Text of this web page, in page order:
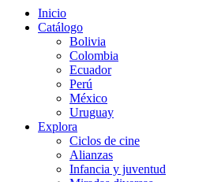
Inicio
Catálogo
Bolivia
Colombia
Ecuador
Perú
México
Uruguay
Explora
Ciclos de cine
Alianzas
Infancia y juventud